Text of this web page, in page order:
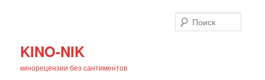
KINO-NIK
кинорецензии без сантиментов